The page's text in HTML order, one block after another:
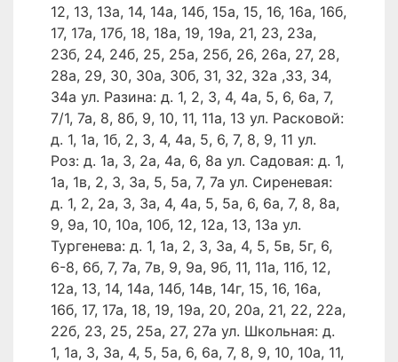
12, 13, 13а, 14, 14а, 14б, 15а, 15, 16, 16а, 16б,
17, 17а, 17б, 18, 18а, 19, 19а, 21, 23, 23а,
23б, 24, 24б, 25, 25а, 25б, 26, 26а, 27, 28,
28а, 29, 30, 30а, 30б, 31, 32, 32а ,33, 34,
34а ул. Разина: д. 1, 2, 3, 4, 4а, 5, 6, 6а, 7,
7/1, 7а, 8, 8б, 9, 10, 11, 11а, 13 ул. Расковой:
д. 1, 1а, 1б, 2, 3, 4, 4а, 5, 6, 7, 8, 9, 11 ул.
Роз: д. 1а, 3, 2а, 4а, 6, 8а ул. Садовая: д. 1,
1а, 1в, 2, 3, 3а, 5, 5а, 7, 7а ул. Сиреневая:
д. 1, 2, 2а, 3, 3а, 4, 4а, 5, 5а, 6, 6а, 7, 8, 8а,
9, 9а, 10, 10а, 10б, 12, 12а, 13, 13а ул.
Тургенева: д. 1, 1а, 2, 3, 3а, 4, 5, 5в, 5г, 6,
6-8, 6б, 7, 7а, 7в, 9, 9а, 9б, 11, 11а, 11б, 12,
12а, 13, 14, 14а, 14б, 14в, 14г, 15, 16, 16а,
16б, 17, 17а, 18, 19, 19а, 20, 20а, 21, 22, 22а,
22б, 23, 25, 25а, 27, 27а ул. Школьная: д.
1, 1а, 3, 3а, 4, 5, 5а, 6, 6а, 7, 8, 9, 10, 10а, 11,